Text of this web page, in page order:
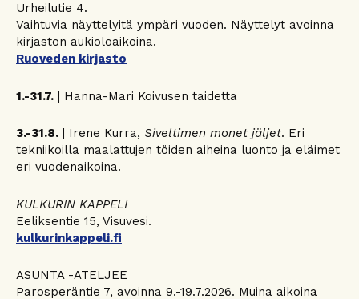
Urheilutie 4.
Vaihtuvia näyttelyitä ympäri vuoden. Näyttelyt avoinna
kirjaston aukioloaikoina.
Ruoveden kirjasto
1.-31.7. | Hanna-Mari Koivusen taidetta
3.-31.8. | Irene Kurra, Siveltimen monet jäljet. Eri
tekniikoilla maalattujen töiden aiheina luonto ja eläimet
eri vuodenaikoina.
KULKURIN KAPPELI
Eeliksentie 15, Visuvesi.
kulkurinkappeli.fi
ASUNTA -ATELJEE
Parosperäntie 7, avoinna 9.-19.7.2026. Muina aikoina